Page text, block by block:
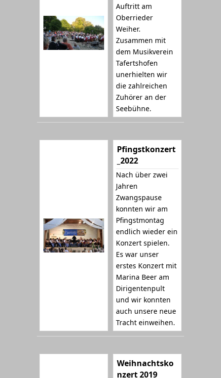
Auftritt am
Oberrieder
Weiher.
Zusammen mit
dem Musikverein
Tafertshofen
unerhielten wir
die zahlreichen
Zuhörer an der
Seebühne.
Pfingstkonzert
_2022
Nach über zwei
Jahren
Zwangspause
konnten wir am
Pfingstmontag
endlich wieder ein
Konzert spielen.
Es war unser
erstes Konzert mit
Marina Beer am
Dirigentenpult
und wir konnten
auch unsere neue
Tracht einweihen.
Weihnachtsko
nzert 2019